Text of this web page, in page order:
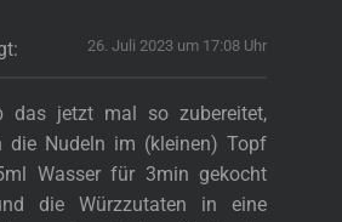
26. Juli 2023 um 17:08 Uhr
das jetzt mal so zubereitet,
die Nudeln im (kleinen) Topf
Wasser für 3min gekocht
die Würzzutaten in eine